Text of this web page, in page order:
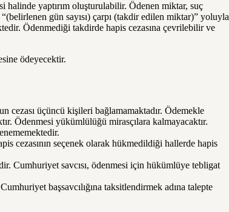
halinde yaptırım oluşturulabilir. Ödenen miktar, suç
gün sayısı) çarpı (takdir edilen miktar)” yoluyla
Ödenmediği takdirde hapis cezasına çevrilebilir ve
ödeyecektir.
cezası üçüncü kişileri bağlamamaktadır. Ödemekle
Ödenmesi yükümlülüğü mirasçılara kalmayacaktır.
cezasının seçenek olarak hükmedildiği hallerde hapis
Cumhuriyet savcısı, ödenmesi için hükümlüye tebligat
başsavcılığına taksitlendirmek adına talepte